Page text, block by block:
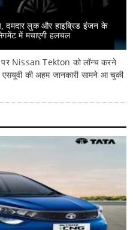
दमदार लुक और हाइब्रिड इंजन के
में मचाएगी हलचल
पर Nissan Tekton को लॉन्च करने
की अहम जानकारी सामने आ चुकी